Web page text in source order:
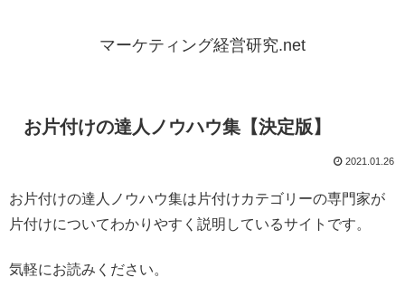
マーケティング経営研究.net
お片付けの達人ノウハウ集【決定版】
2021.01.26
お片付けの達人ノウハウ集は片付けカテゴリーの専門家が
片付けについてわかりやすく説明しているサイトです。
気軽にお読みください。